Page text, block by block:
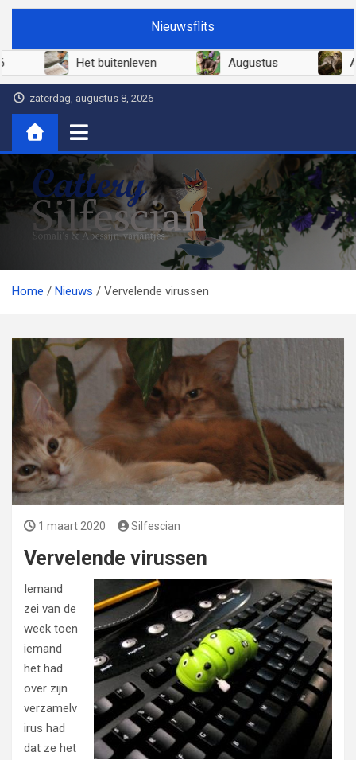
Ga
de
inhoud
Nieuwsflits
Juni 2026 Het buitenleven
zaterdag, augustus 8, 2026
Cattery Silfescian
Somali's en soms Abessijn-variantjes
Home
Nieuws Vervelende virussen
1 maart 2020 Silfescian
Vervelende virussen
Iemand
zei van de
week toen
iemand
het had
over zijn
verzamelv
irus had
dat ze het